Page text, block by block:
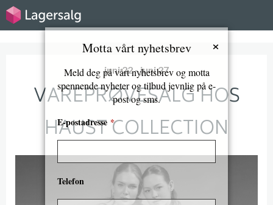
juni 22 - juni 27
VAREPRØVESALG HOS
HAUST COLLECTION
×
Motta vårt nyhetsbrev
Meld deg på vårt nyhetsbrev og motta
spennende nyheter og tilbud jevnlig på e-
post og sms.
E-postadresse *
Telefon